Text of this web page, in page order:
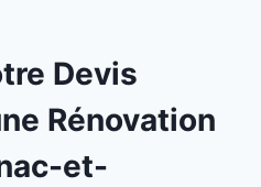
Devis
Rénovation
et-